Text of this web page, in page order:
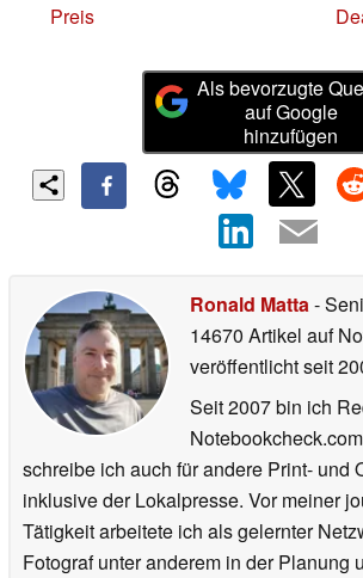
Preis
Als bevorzugte
auf Google
hinzufügen
Ronald Matta-
14670 Artikel auf
veröffentlichtseit
Seit 2007 bin ich
schreibe ich auch für andere Print- und
inklusive der Lokalpresse. Vor meiner
Tätigkeit arbeitete ich als gelernter
Fotograf unter anderem in der Planung